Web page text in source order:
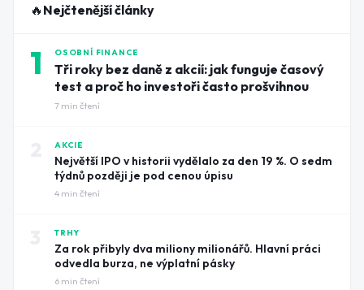
🔥 Nejčtenější články
1 OSOBNÍ FINANCE
Tři roky bez daně z akcií: jak funguje časový
test a proč ho investoři často prošvihnou
7 min čtení
AKCIE
Největší IPO v historii vydělalo za den 19 %. O sedm
týdnů později je pod cenou úpisu
4 min čtení
TRHY
Za rok přibyly dva miliony milionářů. Hlavní práci
odvedla burza, ne výplatní pásky
6 min čtení